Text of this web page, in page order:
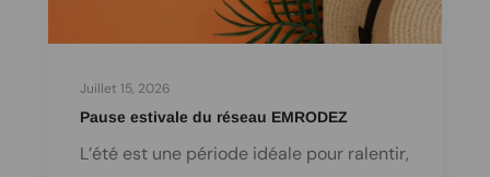
Juillet 15, 2026
Pause estivale du réseau EMRODEZ
L’été est une période idéale pour ralentir,